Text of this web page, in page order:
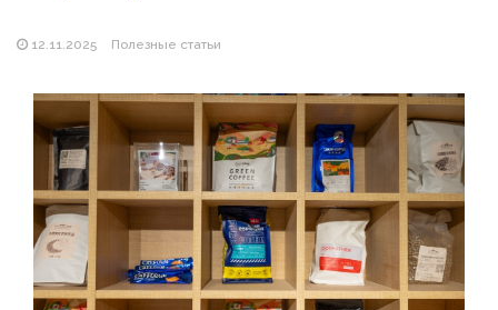
12.11.2025 Полезные статьи